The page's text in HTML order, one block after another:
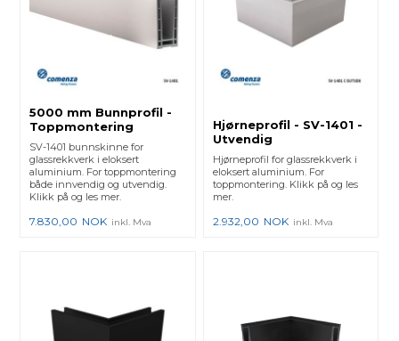
5000 mm Bunnprofil -
Toppmontering
SV-1401 bunnskinne for
glassrekkverk i eloksert
aluminium. For toppmontering
både innvendig og utvendig.
Klikk på og les mer.
7.830,00 NOK inkl. Mva
Hjørneprofil - SV-1401 -
Utvendig
Hjørneprofil for glassrekkverk i
eloksert aluminium. For
toppmontering. Klikk på og les
mer.
2.932,00 NOK inkl. Mva